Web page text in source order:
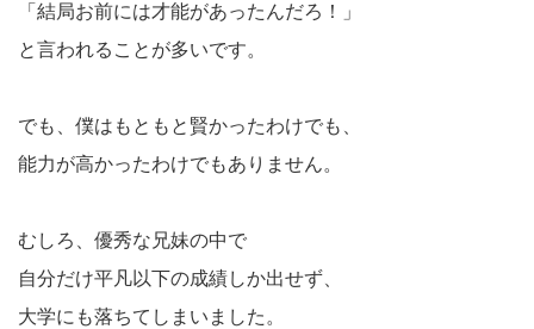
「結局お前には才能があったんだろ！」
と言われることが多いです。
でも、僕はもともと賢かったわけでも、
能力が高かったわけでもありません。
むしろ、優秀な兄妹の中で
自分だけ平凡以下の成績しか出せず、
大学にも落ちてしまいました。